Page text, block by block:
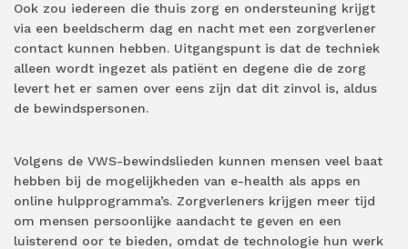
Ook zou iedereen die thuis zorg en ondersteuning krijgt
via een beeldscherm dag en nacht met een zorgverlener
contact kunnen hebben. Uitgangspunt is dat de techniek
alleen wordt ingezet als patiënt en degene die de zorg
levert het er samen over eens zijn dat dit zinvol is, aldus
de bewindspersonen.
Volgens de VWS-bewindslieden kunnen mensen veel baat
hebben bij de mogelijkheden van e-health als apps en
online hulpprogramma’s. Zorgverleners krijgen meer tijd
om mensen persoonlijke aandacht te geven en een
luisterend oor te bieden, omdat de technologie hun werk